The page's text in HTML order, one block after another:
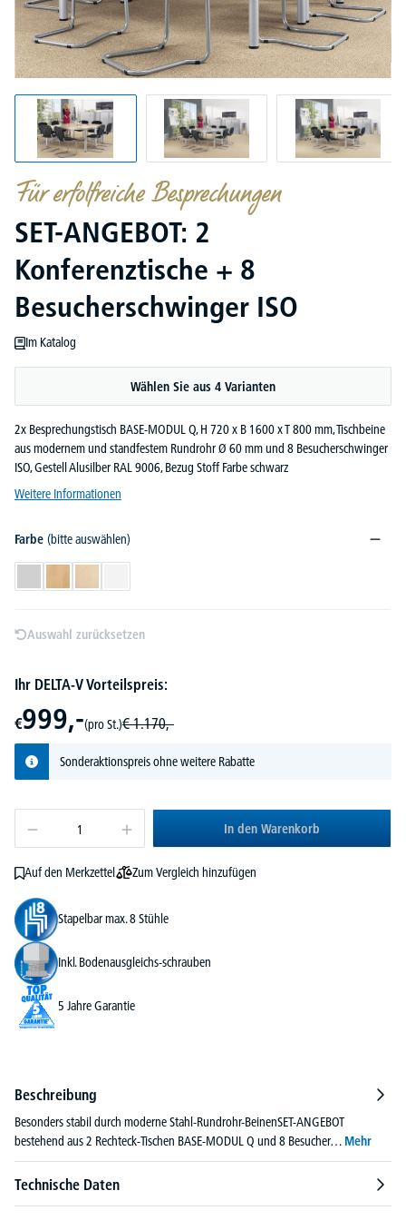
Für erfolfreiche Besprechungen
SET-ANGEBOT: 2
Konferenztische + 8
Besucherschwinger ISO
Im Katalog
Wählen Sie aus 4 Varianten
2x Besprechungstisch BASE-MODUL Q, H 720 x B 1600 x T 800 mm, Tischbeine
aus modernem und standfestem Rundrohr Ø 60 mm und 8 Besucherschwinger
ISO, Gestell Alusilber RAL 9006, Bezug Stoff Farbe schwarz
Weitere Informationen
Farbe (bitte auswählen)
Auswahl zurücksetzen
Ihr DELTA-V Vorteilspreis:
€999,-(pro St.)€ 1.170,-
Sonderaktionspreis ohne weitere Rabatte
In den Warenkorb
Auf den Merkzettel Zum Vergleich hinzufügen
Stapelbar max. 8 Stühle
Inkl. Bodenausgleichs-schrauben
5 Jahre Garantie
Beschreibung
Besonders stabil durch moderne Stahl-Rundrohr-BeinenSET-ANGEBOT
bestehend aus 2 Rechteck-Tischen BASE-MODUL Q und 8 Besucher… Mehr
Technische Daten